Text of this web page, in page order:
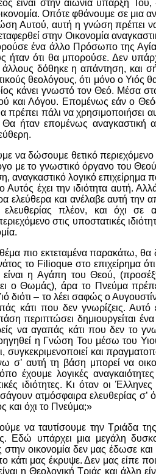
είναι στην αιώνια ύπαρξή Του, -
Οπότε φθάνουμε σε μια
Αυτού, αυτή η γνώση πρέπει να
στην Οικονομία
ένα άλλο Πρόσωπο της
ότι θα μπορούσε. Δεν
δόθηκε η απάντηση, και
θεολόγους, ότι μόνο ο Υιός
κάνει γνωστό τον Θεό. Μέσα
και Λόγου. Επομένως εάν ο
πρέπει πάλι να χρησιμοποιήσει
ήταν επομένως αναγκαστική
να δώσουμε θετικό
με το γνωστικό όργανο του
αναγκαστικό λογικό επιχείρημα
έχει την ιδιότητα αυτή.
ελεύθερα και ανέλαβε αυτή την
πλέον, και όχι σε
στις υποστατικές
θέμα πιο εκτεταμένα παρακάτω, θα
το Filioque στο επιχείρημα
η Αγάπη του Θεού,
ο Θωμάς), άρα το Πνεύμα
διότι – το λέει σαφώς ο
κάτι που δεν γνωρίζεις. Αυτό
περιπτώσει δημιουργείται ένα
να αγαπάς κάτι που δεν το
η Γνώση Του μέσω του
και
σ’ αυτή τη βάση μπορεί να
έχουμε λογικές
ιδιότητες. Κι όταν οι
ατμόσφαιρα ελευθερίας
και όχι το Πνεύμα;»
να ταυτίσουμε την Τριάδα
Εδώ υπάρχει μια μεγάλη
οικονομία δεν μας έδωσε και
κάτι μας έκρυψε. Δεν μας είπε
η Θεολογική Τριάς και άλλη